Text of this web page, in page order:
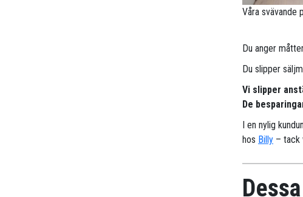
Våra svävande
Du anger
Du slipper
Vi slipper
De
I en nylig
hos Billy – tack